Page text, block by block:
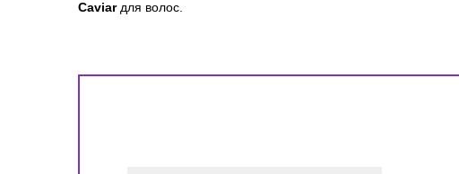
Caviarдля волос.